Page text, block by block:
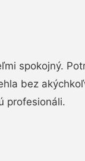
spokojný.
bez
profesionáli.